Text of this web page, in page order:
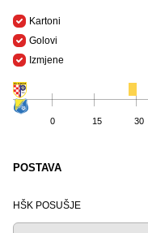
Kartoni
Golovi
Izmjene
0 15 30
POSTAVA
HŠK POSUŠJE